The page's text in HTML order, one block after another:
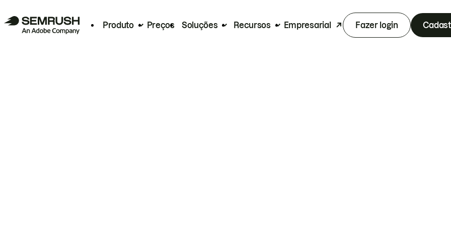
Produto Preços Soluções Recursos Empresarial Fazer login